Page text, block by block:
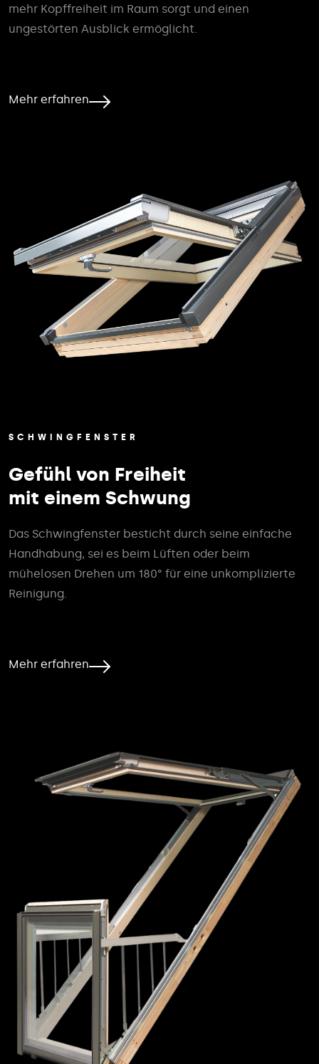
mehr Kopffreiheit im Raum sorgt und einen
ungestörten Ausblick ermöglicht.
Mehr erfahren
SCHWINGFENSTER
Gefühl von Freiheit
mit einem Schwung
Das Schwingfenster besticht durch seine einfache
Handhabung, sei es beim Lüften oder beim
mühelosen Drehen um 180° für eine unkomplizierte
Reinigung.
Mehr erfahren